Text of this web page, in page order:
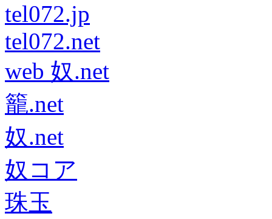
tel072.jp
tel072.net
web 奴.net
籠.net
奴.net
奴コア
珠玉